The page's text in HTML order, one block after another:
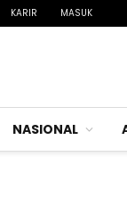
KARIR MASUK
NASIONAL